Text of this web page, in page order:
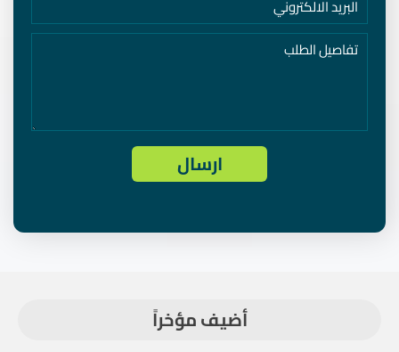
أضيف مؤخراً